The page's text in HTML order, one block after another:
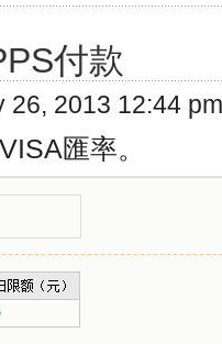
付款
26, 2013 12:44 pm
匯率。